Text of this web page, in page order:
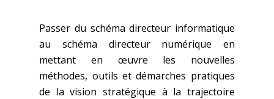
Passer du schéma directeur informatique
au schéma directeur numérique en
mettant en œuvre les nouvelles
méthodes, outils et démarches pratiques
de la vision stratégique à la trajectoire